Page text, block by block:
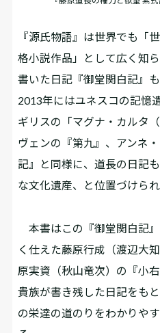
『源氏物語』は世界でも「
格小説作品」として広く知
書いた日記『御堂関白記』
2013年にはユネスコの記憶
ギリスの「マグナ・カルタ
ヴェンの『第九』、アンネ
記』と同様に、道長の日記
な文化遺産、と位置づけられ
本書はこの『御堂関白記
く仕えた藤原行成（渡辺大
原実資（秋山竜次）の『小
貴族が書き残した日記をも
の栄達の道のりをわかりや